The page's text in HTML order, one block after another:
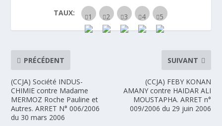
TAUX:
PRÉCÉDENT
(CCJA) Société INDUS-
CHIMIE contre Madame
MERMOZ Roche Pauline et
Autres. ARRET N° 006/2006
du 30 mars 2006
SUIVANT
(CCJA) FEBY KONAN
AMANY contre HAIDAR ALI
MOUSTAPHA. ARRET n°
009/2006 du 29 juin 2006